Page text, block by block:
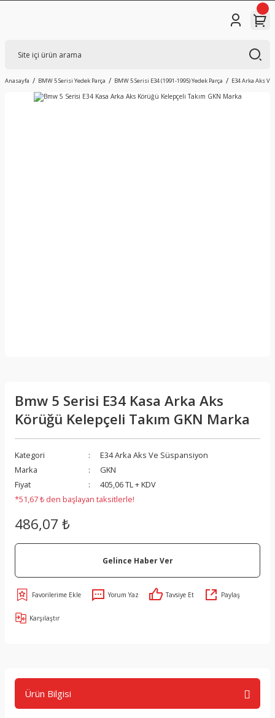
Anasayfa BMW 5 Serisi Yedek Parça BMW 5 Serisi E34 (1991-1995) Yedek Parça E34 Arka Aks
Bmw 5 Serisi E34 Kasa Arka Aks
Körüğü Kelepçeli Takım GKN Marka
Kategori
E34 Arka Aks Ve Süspansiyon
Marka
GKN
Fiyat
405,06 TL + KDV
*51,67 ₺ den başlayan taksitlerle!
486,07 ₺
Gelince Haber Ver
Yorum Yaz Tavsiye Et Paylaş
Karşılaştır
Ürün Bilgisi